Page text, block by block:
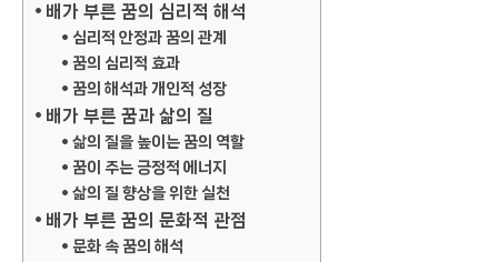
배가 부른 꿈의 심리적 해석
심리적 안정과 꿈의 관계
꿈의 심리적 효과
꿈의 해석과 개인적 성장
배가 부른 꿈과 삶의 질
삶의 질을 높이는 꿈의 역할
꿈이 주는 긍정적 에너지
삶의 질 향상을 위한 실천
배가 부른 꿈의 문화적 관점
문화 속 꿈의 해석